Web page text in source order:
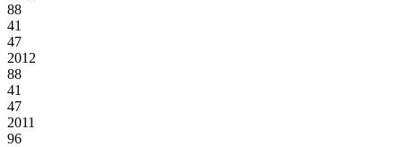
88
41
47
2012
88
41
47
2011
96